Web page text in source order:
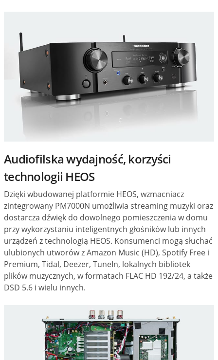
Audiofilska wydajność, korzyści
technologii HEOS
Dzięki wbudowanej platformie HEOS, wzmacniacz
zintegrowany PM7000N umożliwia streaming muzyki oraz
dostarcza dźwięk do dowolnego pomieszczenia w domu
przy wykorzystaniu inteligentnych głośników lub innych
urządzeń z technologią HEOS. Konsumenci mogą słuchać
ulubionych utworów z Amazon Music (HD), Spotify Free i
Premium, Tidal, Deezer, TuneIn, lokalnych bibliotek
plików muzycznych, w formatach FLAC HD 192/24, a także
DSD 5.6 i wielu innych.